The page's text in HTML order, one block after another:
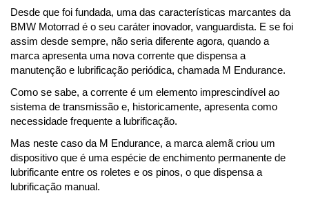
Desde que foi fundada, uma das características marcantes da
BMW Motorrad é o seu caráter inovador, vanguardista. E se foi
assim desde sempre, não seria diferente agora, quando a
marca apresenta uma nova corrente que dispensa a
manutenção e lubrificação periódica, chamada M Endurance.
Como se sabe, a corrente é um elemento imprescindível ao
sistema de transmissão e, historicamente, apresenta como
necessidade frequente a lubrificação.
Mas neste caso da M Endurance, a marca alemã criou um
dispositivo que é uma espécie de enchimento permanente de
lubrificante entre os roletes e os pinos, o que dispensa a
lubrificação manual.